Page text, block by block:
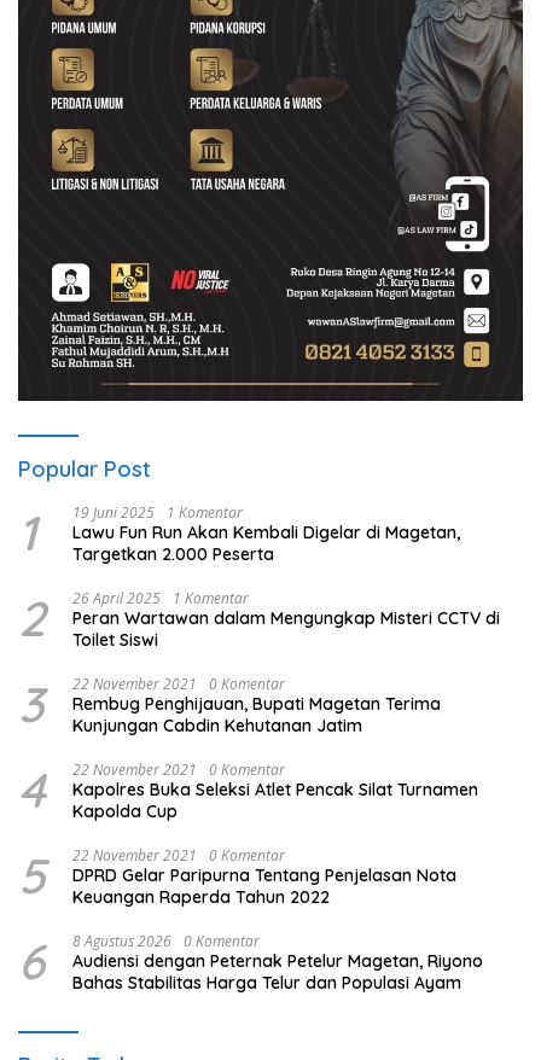
Popular Post
1 19 Juni 2025 1 Komentar
Lawu Fun Run Akan Kembali Digelar di Magetan,
Targetkan 2.000 Peserta
2 26 April 2025 1 Komentar
Peran Wartawan dalam Mengungkap Misteri CCTV di
Toilet Siswi
3 22 November 2021 0 Komentar
Rembug Penghijauan, Bupati Magetan Terima
Kunjungan Cabdin Kehutanan Jatim
4 22 November 2021 0 Komentar
Kapolres Buka Seleksi Atlet Pencak Silat Turnamen
Kapolda Cup
5 22 November 2021 0 Komentar
DPRD Gelar Paripurna Tentang Penjelasan Nota
Keuangan Raperda Tahun 2022
6 8 Agustus 2026 0 Komentar
Audiensi dengan Peternak Petelur Magetan, Riyono
Bahas Stabilitas Harga Telur dan Populasi Ayam